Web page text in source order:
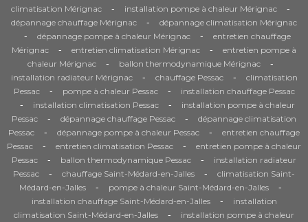
climatisation Mérignac
- installation pompe à chaleur Mérignac -
dépannage chauffage Mérignac - dépannage climatisation Mérignac
- dépannage pompe à chaleur Mérignac -
entretien chauffage
Mérignac
- entretien climatisation Mérignac -
entretien pompe à
chaleur Mérignac
- ballon thermodynamique Mérignac -
installation radiateur Mérignac - chauffage Pessac -
climatisation
Pessac
- pompe à chaleur Pessac - installation chauffage Pessac
- installation climatisation Pessac -
installation pompe à chaleur
Pessac
- dépannage chauffage Pessac -
dépannage climatisation
Pessac
- dépannage pompe à chaleur Pessac -
entretien chauffage
Pessac
- entretien climatisation Pessac -
entretien pompe à chaleur
Pessac
- ballon thermodynamique Pessac -
installation radiateur
Pessac
- chauffage Saint-Médard-en-Jalles -
climatisation Saint-
Médard-en-Jalles
- pompe à chaleur Saint-Médard-en-Jalles -
installation chauffage Saint-Médard-en-Jalles -
installation
climatisation Saint-Médard-en-Jalles
-
installation pompe à chaleur